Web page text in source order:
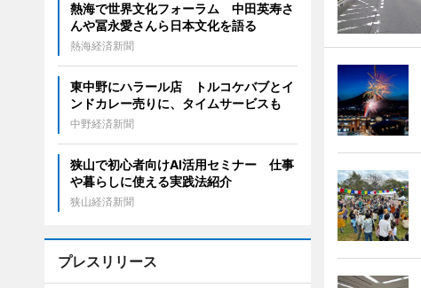
熱海で世界文化フォーラム 中田英寿さ
んや冨永愛さんら日本文化を語る
熱海経済新聞
東中野にハラール店 トルコケバブとイ
ンドカレー売りに、タイムサービスも
中野経済新聞
狭山で初心者向けAI活用セミナー 仕事
や暮らしに使える実践法紹介
狭山経済新聞
プレスリリース